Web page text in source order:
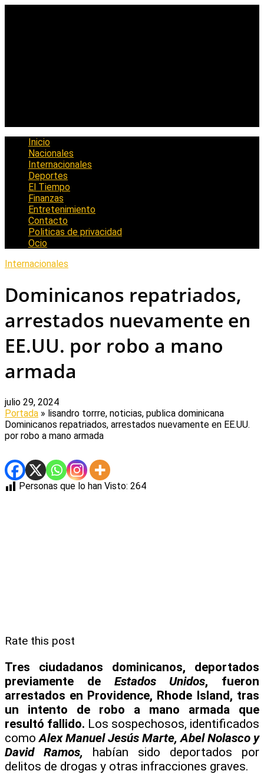
Inicio
Nacionales
Internacionales
Deportes
El Tiempo
Finanzas
Entretenimiento
Contacto
Politicas de privacidad
Ocio
Internacionales
Dominicanos repatriados,
arrestados nuevamente en
EE.UU. por robo a mano
armada
julio 29, 2024
Portada » lisandro torrre, noticias, publica dominicana
Dominicanos repatriados, arrestados nuevamente en EE.UU.
por robo a mano armada
Personas que lo han Visto: 264
Rate this post
Tres ciudadanos dominicanos, deportados
previamente de Estados Unidos, fueron
arrestados en Providence, Rhode Island, tras
un intento de robo a mano armada que
resultó fallido. Los sospechosos, identificados
comoAlex Manuel Jesús Marte, Abel Nolasco y
David Ramos, habían sido deportados por
delitos de drogas y otras infracciones graves.